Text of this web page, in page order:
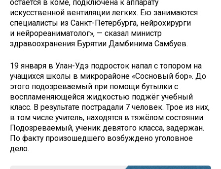
остается в коме, подключена к аппарату
искусственной вентиляции легких. Ею занимаются
специалисты из Санкт-Петербурга, нейрохирурги
и нейрореаниматолог», — сказал министр
здравоохранения Бурятии Дамбинима Самбуев.
19 января в Улан-Удэ подросток напал с топором на
учащихся школы в микрорайоне «Сосновый бор». До
этого подозреваемый при помощи бутылки с
воспламеняющейся жидкостью поджёг учебный
класс. В результате пострадали 7 человек. Трое из них,
в том числе учитель, находятся в тяжёлом состоянии.
Подозреваемый, ученик девятого класса, задержан.
По факту произошедшего возбуждено уголовное
дело.